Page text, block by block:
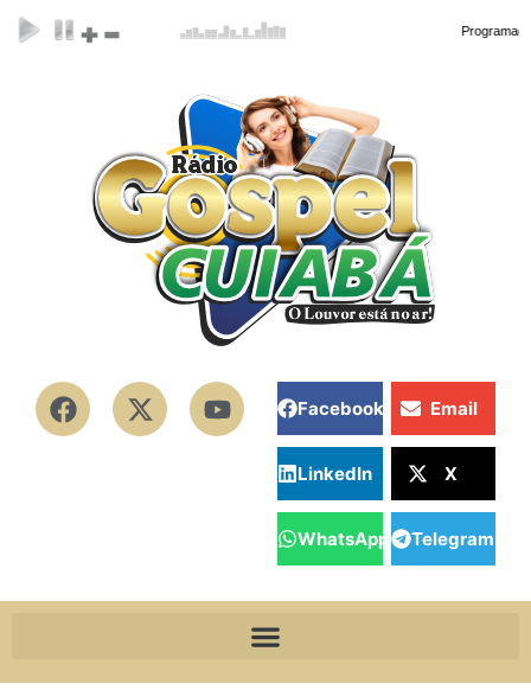
Facebook Email
LinkedIn X
WhatsApp Telegram